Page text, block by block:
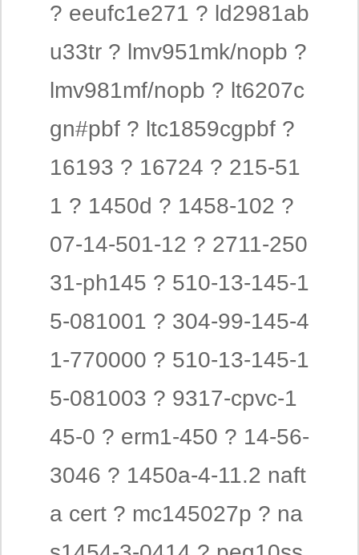
? eeufc1e271 ? ld2981ab
u33tr ? lmv951mk/nopb ?
lmv981mf/nopb ? lt6207c
gn#pbf ? ltc1859cgpbf ?
16193 ? 16724 ? 215-51
1 ? 1450d ? 1458-102 ?
07-14-501-12 ? 2711-250
31-ph145 ? 510-13-145-1
5-081001 ? 304-99-145-4
1-770000 ? 510-13-145-1
5-081003 ? 9317-cpvc-1
45-0 ? erm1-450 ? 14-56-
3046 ? 1450a-4-11.2 naft
a cert ? mc145027p ? na